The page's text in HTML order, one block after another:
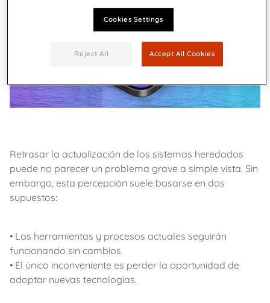
Retrasar la actualización de los sistemas heredados
puede no parecer un problema grave a simple vista. Sin
embargo, esta percepción suele basarse en dos
supuestos:
• Las herramientas y procesos actuales seguirán
funcionando sin cambios.
• El único inconveniente es perder la oportunidad de
adoptar nuevas tecnologías.
Cookies Settings
Reject All Accept All Cookies